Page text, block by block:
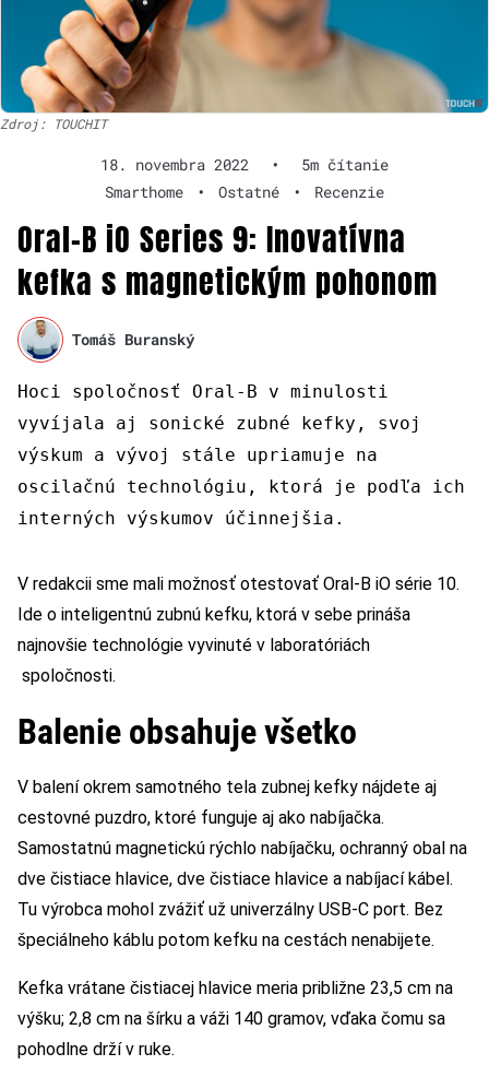
Zdroj: TOUCHIT
18. novembra 2022 •
5m čítanie
Smarthome
• Ostatné • Recenzie
Oral-B iO Series 9: Inovatívna
kefka s magnetickým pohonom
Tomáš Buranský
Hoci spoločnosť Oral-B v minulosti
vyvíjala aj sonické zubné kefky, svoj
výskum a vývoj stále upriamuje na
oscilačnú technológiu, ktorá je podľa ich
interných výskumov účinnejšia.
V redakcii sme mali možnosť otestovať Oral-B iO série 10.
Ide o inteligentnú zubnú kefku, ktorá v sebe prináša
najnovšie technológie vyvinuté v laboratóriách
spoločnosti.
Balenie obsahuje všetko
V balení okrem samotného tela zubnej kefky nájdete aj
cestovné puzdro, ktoré funguje aj ako nabíjačka.
Samostatnú magnetickú rýchlo nabíjačku, ochranný obal na
dve čistiace hlavice, dve čistiace hlavice a nabíjací kábel.
Tu výrobca mohol zvážiť už univerzálny USB-C port. Bez
špeciálneho káblu potom kefku na cestách nenabijete.
Kefka vrátane čistiacej hlavice meria približne 23,5 cm na
výšku; 2,8 cm na šírku a váži 140 gramov, vďaka čomu sa
pohodlne drží v ruke.